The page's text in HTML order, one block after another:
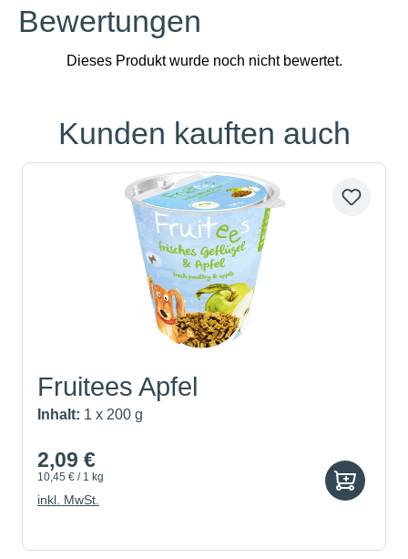
Bewertungen
Produktgalerie überspringen
Kunden kauften auch
Fruitees Apfel
Inhalt: 1 x 200 g
2,09 €
10,45 € / 1 kg
inkl. MwSt.